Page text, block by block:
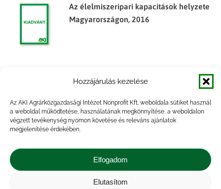
Hozzájárulás kezelése
Az AKI Agrárközgazdasági Intézet Nonprofit Kft. weboldala sütiket használ
a weboldal működtetése, használatának megkönnyítése, a weboldalon
végzett tevékenység nyomon követése és releváns ajánlatok
megjelenítése érdekében.
Elfogadom
Elutasítom
Az élelmiszeripari kapacitások helyzete
Magyarországon, 2016
Élelmiszeripari kapacitásjelentés, 2017.
év előzetes
hazai élelmiszeriparban